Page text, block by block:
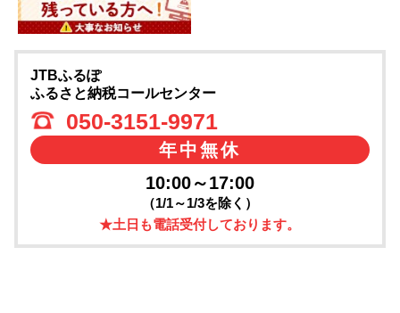
JTBふるぽ
ふるさと納税コールセンター
050-3151-9971
年中無休
10:00～17:00
（1/1～1/3を除く）
★土日も電話受付しております。